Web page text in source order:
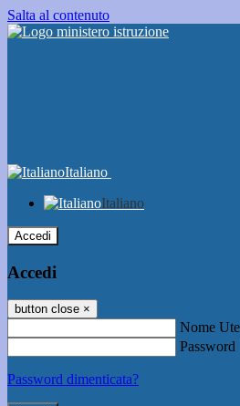
Salta al contenuto
Italiano
Italiano
Accedi
Accedi
button close ×
Nome
Password
Password dimenticata?